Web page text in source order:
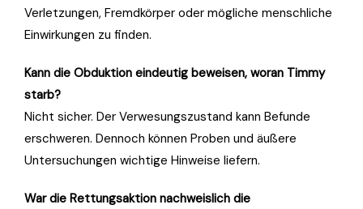
Verletzungen, Fremdkörper oder mögliche menschliche
Einwirkungen zu finden.
Kann die Obduktion eindeutig beweisen, woran Timmy
starb?
Nicht sicher. Der Verwesungszustand kann Befunde
erschweren. Dennoch können Proben und äußere
Untersuchungen wichtige Hinweise liefern.
War die Rettungsaktion nachweislich die